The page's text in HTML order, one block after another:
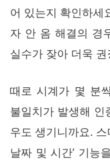
어 있는지 확인하세
자 안 옴 해결의 경
실수가 잦아 더욱
때로 시계가 몇 분
불일치가 발생해 인
우도 생기니까요. 스
날짜 및 시간’ 기능